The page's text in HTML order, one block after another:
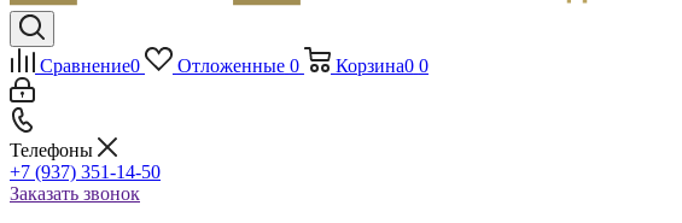
Сравнение0 Отложенные 0 Корзина0 0
Телефоны
+7 (937) 351-14-50
Заказать звонок